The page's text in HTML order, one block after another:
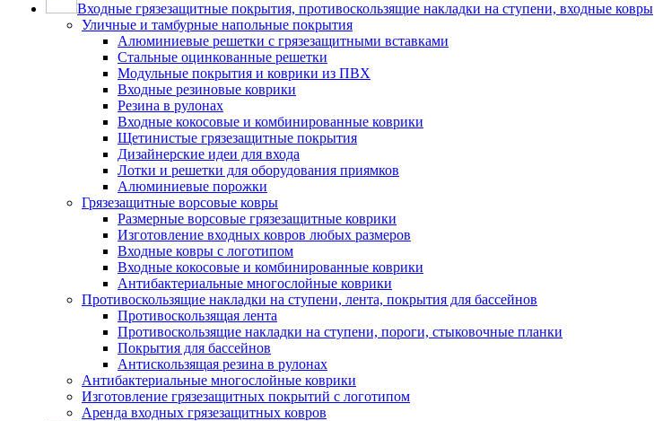
Входные грязезащитные покрытия, противоскользящие накладки на ступени, входные ковры
Уличные и тамбурные напольные покрытия
Алюминиевые решетки с грязезащитными вставками
Стальные оцинкованные решетки
Модульные покрытия и коврики из ПВХ
Входные резиновые коврики
Резина в рулонах
Входные кокосовые и комбинированные коврики
Щетинистые грязезащитные покрытия
Дизайнерские идеи для входа
Лотки и решетки для оборудования приямков
Алюминиевые порожки
Грязезащитные ворсовые ковры
Размерные ворсовые грязезащитные коврики
Изготовление входных ковров любых размеров
Входные ковры с логотипом
Входные кокосовые и комбинированные коврики
Антибактериальные многослойные коврики
Противоскользящие накладки на ступени, лента, покрытия для бассейнов
Противоскользящая лента
Противоскользящие накладки на ступени, пороги, стыковочные планки
Покрытия для бассейнов
Антискользящая резина в рулонах
Антибактериальные многослойные коврики
Изготовление грязезащитных покрытий с логотипом
Аренда входных грязезащитных ковров